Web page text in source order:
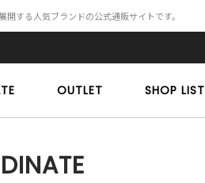
開する人気ブランドの公式通販サイトです。
OUTLET SHOP LIST